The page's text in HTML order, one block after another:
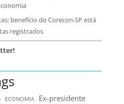
benefício do Corecon-SP está
registrados
ECONOMIA Ex-presidente